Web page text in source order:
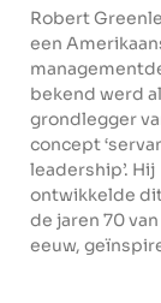
Robert
een
bekend werd
grondlegger
concept
leadership’. Hij
ontwikkelde
de jaren 70
eeuw,